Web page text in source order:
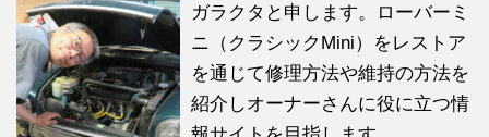
ガラクタと申します。ローバーミ
ニ（クラシックMini）をレストア
を通じて修理方法や維持の方法を
紹介しオーナーさんに役に立つ情